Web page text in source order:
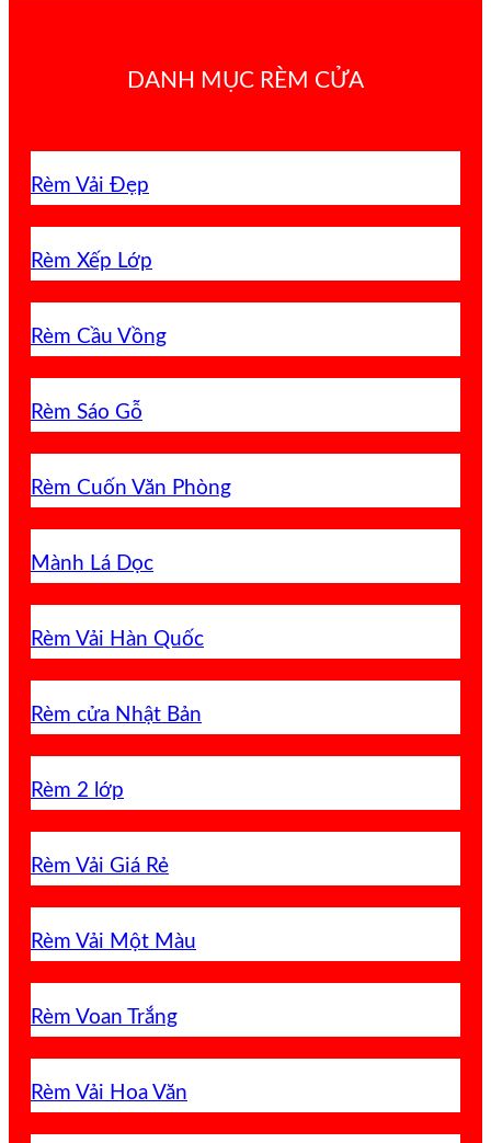
DANH MỤC RÈM CỬA
Rèm Vải Đẹp
Rèm Xếp Lớp
Rèm Cầu Vồng
Rèm Sáo Gỗ
Rèm Cuốn Văn Phòng
Mành Lá Dọc
Rèm Vải Hàn Quốc
Rèm cửa Nhật Bản
Rèm 2 lớp
Rèm Vải Giá Rẻ
Rèm Vải Một Màu
Rèm Voan Trắng
Rèm Vải Hoa Văn